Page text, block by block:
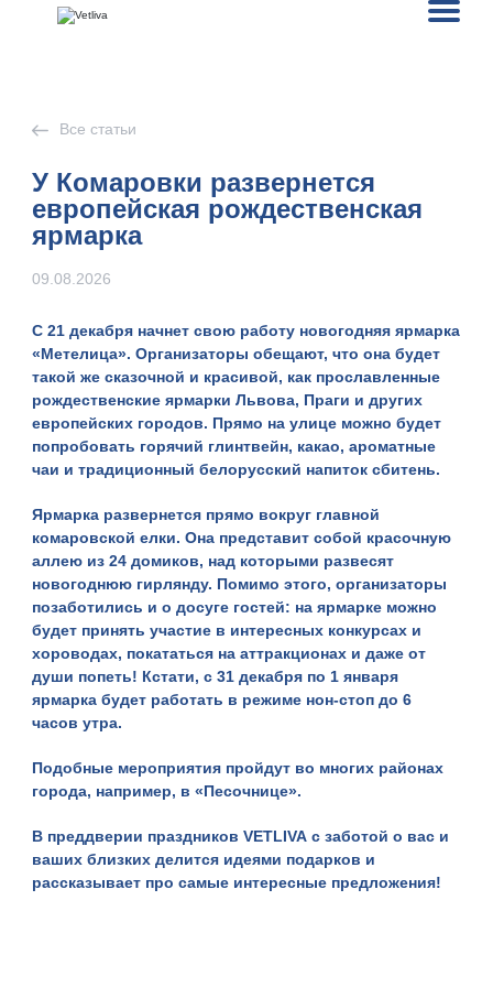
Все статьи
У Комаровки развернется
европейская рождественская
ярмарка
09.08.2026
С 21 декабря начнет свою работу новогодняя ярмарка
«Метелица». Организаторы обещают, что она будет
такой же сказочной и красивой, как прославленные
рождественские ярмарки Львова, Праги и других
европейских городов. Прямо на улице можно будет
попробовать горячий глинтвейн, какао, ароматные
чаи и традиционный белорусский напиток сбитень.
Ярмарка развернется прямо вокруг главной
комаровской елки. Она представит собой красочную
аллею из 24 домиков, над которыми развесят
новогоднюю гирлянду. Помимо этого, организаторы
позаботились и о досуге гостей: на ярмарке можно
будет принять участие в интересных конкурсах и
хороводах, покататься на аттракционах и даже от
души попеть! Кстати, с 31 декабря по 1 января
ярмарка будет работать в режиме нон-стоп до 6
часов утра.
Подобные мероприятия пройдут во многих районах
города, например, в «Песочнице».
В преддверии праздниковVETLIVA с заботой о вас и
ваших близких делится идеями подарков и
рассказывает просамые интересные предложения!